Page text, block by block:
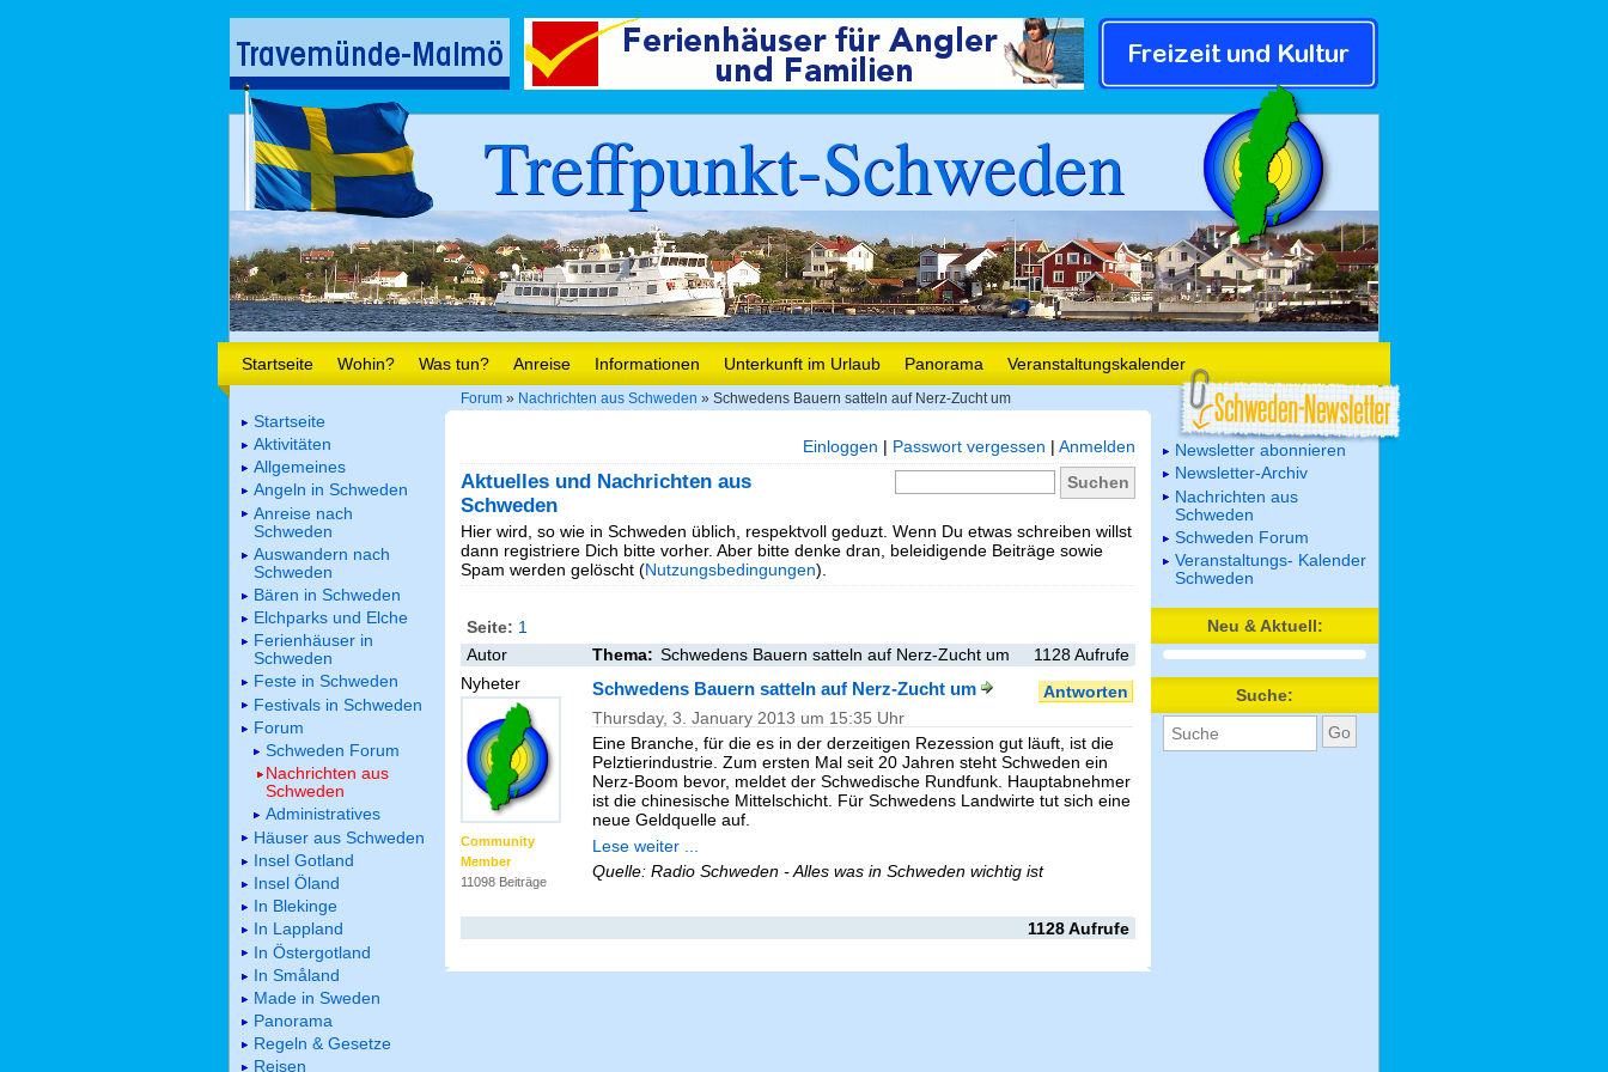
Treffpunkt-Schweden
Startseite Wohin? Was tun? Anreise Informationen Unterkunft im Urlaub Panorama Veranstaltungskalender
Forum » Nachrichten aus Schweden » Schwedens Bauern satteln auf Nerz-Zucht um
Einloggen | Passwort vergessen | Anmelden
Aktuelles und Nachrichten aus
Schweden
Hier wird, so wie in Schweden üblich, respektvoll geduzt. Wenn Du etwas schreiben willst
dann registriere Dich bitte vorher. Aber bitte denke dran, beleidigende Beiträge sowie
Spam werden gelöscht (Nutzungsbedingungen).
Seite: 1
Autor
Thema: Schwedens Bauern satteln auf Nerz-Zucht um
1128 Aufrufe
Nyheter
Community
Member
11098 Beiträge
Antworten
Schwedens Bauern satteln auf Nerz-Zucht um
Thursday, 3. January 2013 um 15:35 Uhr
Eine Branche, für die es in der derzeitigen Rezession gut läuft, ist die
Pelztierindustrie. Zum ersten Mal seit 20 Jahren steht Schweden ein
Nerz-Boom bevor, meldet der Schwedische Rundfunk. Hauptabnehmer
ist die chinesische Mittelschicht. Für Schwedens Landwirte tut sich eine
neue Geldquelle auf.
Lese weiter ...
Quelle: Radio Schweden - Alles was in Schweden wichtig ist
1128 Aufrufe
Startseite
Aktivitäten
Allgemeines
Angeln in Schweden
Anreise nach
Schweden
Auswandern nach
Schweden
Bären in Schweden
Elchparks und Elche
Ferienhäuser in
Schweden
Feste in Schweden
Festivals in Schweden
Forum
Schweden Forum
Nachrichten aus
Schweden
Administratives
Häuser aus Schweden
Insel Gotland
Insel Öland
In Blekinge
In Lappland
In Östergotland
In Småland
Made in Sweden
Panorama
Regeln & Gesetze
Reisen
Newsletter abonnieren
Newsletter-Archiv
Nachrichten aus
Schweden
Schweden Forum
Veranstaltungs- Kalender
Schweden
Neu & Aktuell:
Suche: